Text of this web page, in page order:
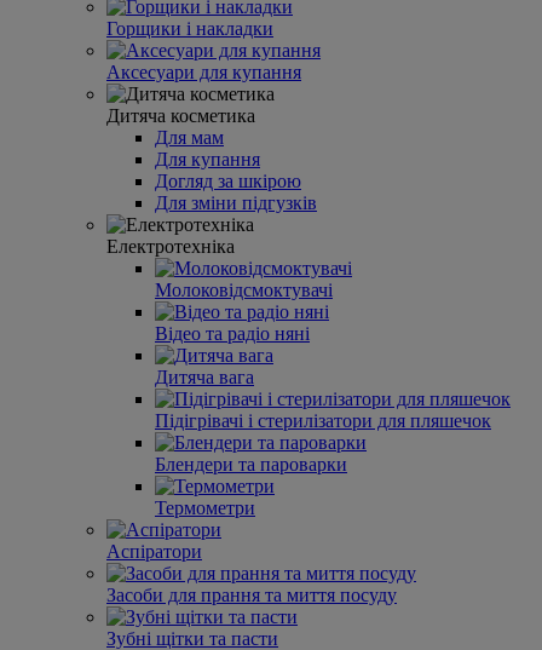
Горщики і накладки
Аксесуари для купання
Дитяча косметика
Для мам
Для купання
Догляд за шкірою
Для зміни підгузків
Електротехніка
Молоковідсмоктувачі
Відео та радіо няні
Дитяча вага
Підігрівачі і стерилізатори для пляшечок
Блендери та пароварки
Термометри
Аспіратори
Засоби для прання та миття посуду
Зубні щітки та пасти